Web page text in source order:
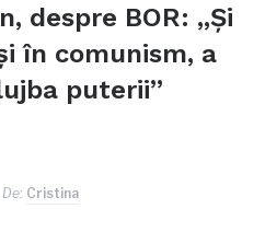
despre BOR: „Şi
în comunism, a
puterii”
De: Cristina